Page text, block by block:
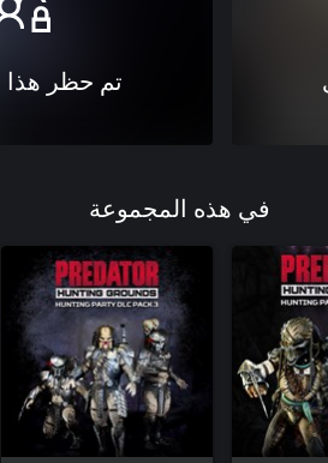
تم حظر هذا
في هذه المجموعة